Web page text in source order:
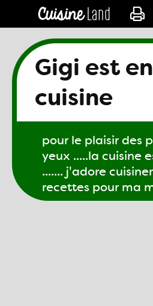
Gigi est en
cuisine
pour le plaisir des
yeux .....la cuisine
....... j'adore
recettes pour ma